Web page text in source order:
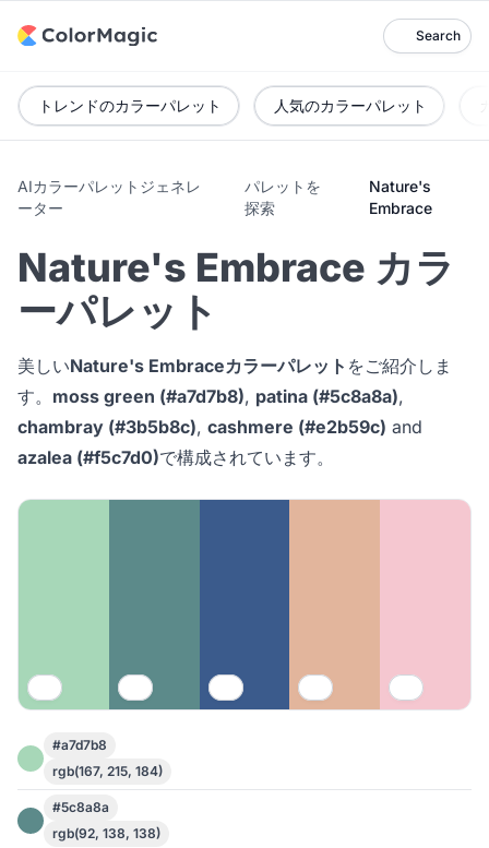
Search
トレンドのカラーパレット 人気のカラーパレット
AIカラーパレットジェネレ
ーター
パレットを
探索
Nature's
Embrace
Nature's Embrace カラ
ーパレット
美しいNature's Embraceカラーパレット をご紹介しま
す。 moss green (#a7d7b8), patina (#5c8a8a),
chambray (#3b5b8c), cashmere (#e2b59c) and
azalea (#f5c7d0)で構成されています。
#a7d7b8
rgb(167, 215, 184)
#5c8a8a
rgb(92, 138, 138)